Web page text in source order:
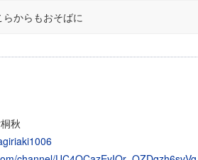
らからもおそばに
秋